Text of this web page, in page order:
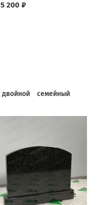
5 200 ₽
двойной семейный